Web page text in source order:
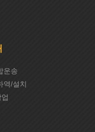
운송
역/설치